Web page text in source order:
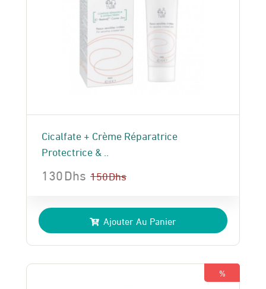
Cicalfate + Crème Réparatrice
Protectrice & ..
150Dhs
prix
initial
était :
150 Dhs.
130Dhs
prix
actuel
est :
130 Dhs.
Ajouter Au Panier
%